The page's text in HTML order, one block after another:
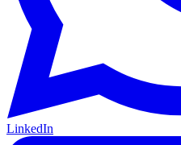
LinkedIn